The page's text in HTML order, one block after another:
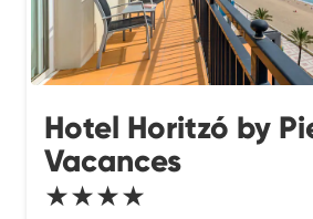
Hotel Horitzó by
Vacances
★★★★